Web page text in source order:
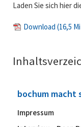
Laden Sie sich hier
Download (16,5
bochum macht
Impressum